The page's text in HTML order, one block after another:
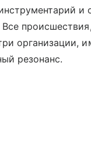
и
Все
организации,
резонанс.